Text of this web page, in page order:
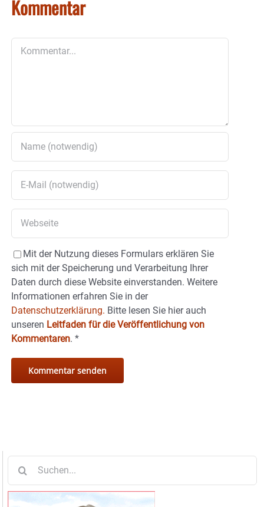
Kommentar
Mit der Nutzung dieses Formulars erklären Sie
sich mit der Speicherung und Verarbeitung Ihrer
Daten durch diese Website einverstanden. Weitere
Informationen erfahren Sie in der
Datenschutzerklärung. Bitte lesen Sie hier auch
unseren Leitfaden für die Veröffentlichung von
Kommentaren. *
nach: